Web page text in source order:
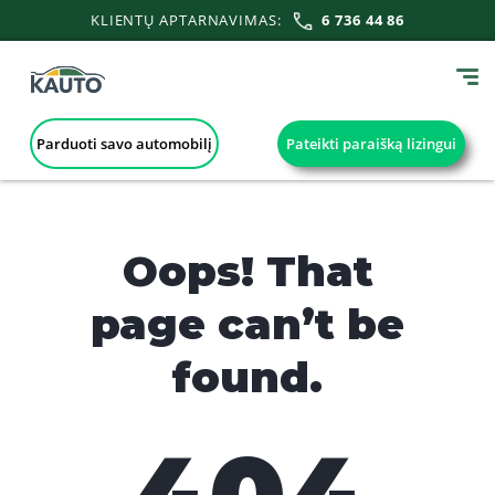
KLIENTŲ APTARNAVIMAS: 6 736 44 86
Parduoti savo automobilį Pateikti paraišką lizingui
Oops! That
page can’t be
found.